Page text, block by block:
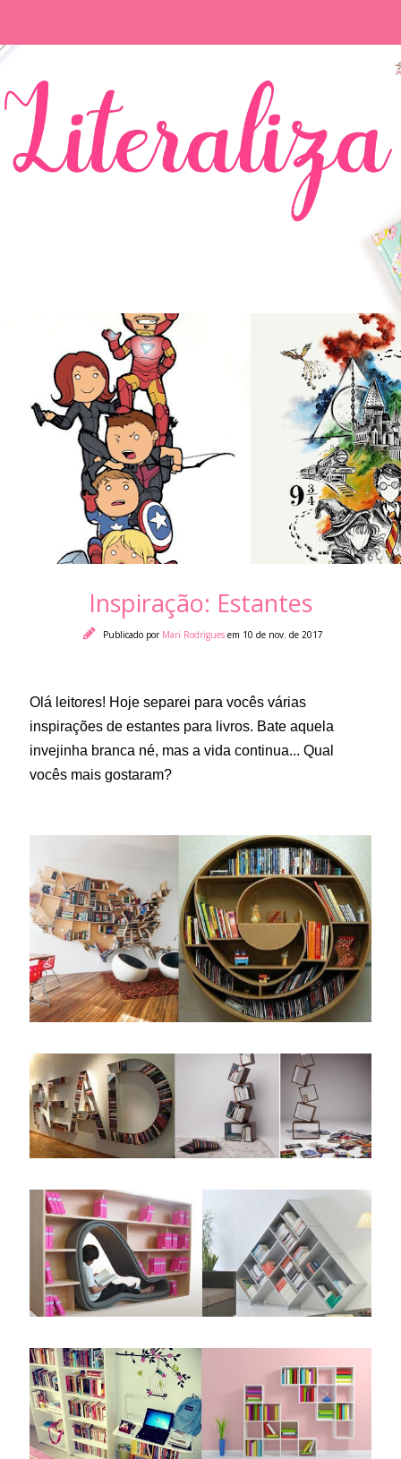
Inspiração: Estantes
Publicado por Mari Rodrigues em 10 de nov. de 2017
Olá leitores! Hoje separei para vocês várias
inspirações de estantes para livros. Bate aquela
invejinha branca né, mas a vida continua... Qual
vocês mais gostaram?